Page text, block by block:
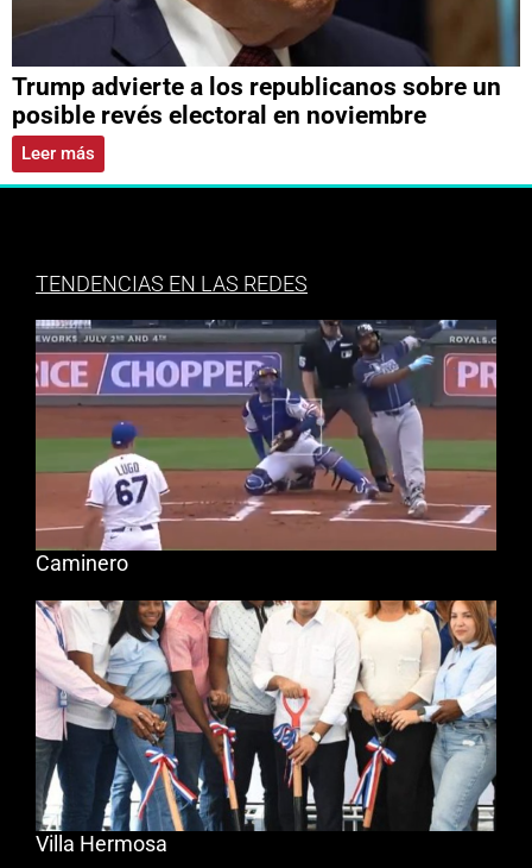
Trump advierte a los republicanos sobre un
posible revés electoral en noviembre
Leer más
TENDENCIAS EN LAS REDES
Caminero
Villa Hermosa